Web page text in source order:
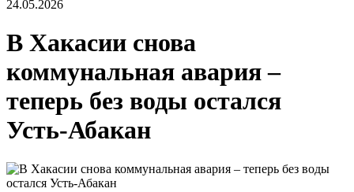
24.05.2026
В Хакасии снова
коммунальная авария –
теперь без воды остался
Усть-Абакан